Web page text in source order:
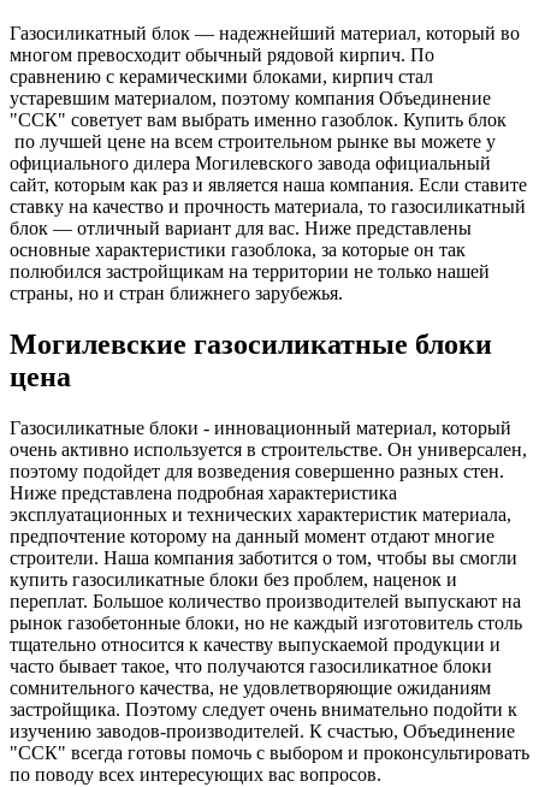
Газосиликатный блок — надежнейший материал, который во
многом превосходит обычный рядовой кирпич. По
сравнению с керамическими блоками, кирпич стал
устаревшим материалом, поэтому компания Объединение
"ССК" советует вам выбрать именно газоблок. Купить блок
по лучшей цене на всем строительном рынке вы можете у
официального дилера Могилевского завода официальный
сайт, которым как раз и является наша компания. Если ставите
ставку на качество и прочность материала, то газосиликатный
блок — отличный вариант для вас. Ниже представлены
основные характеристики газоблока, за которые он так
полюбился застройщикам на территории не только нашей
страны, но и стран ближнего зарубежья.
Могилевские газосиликатные блоки
цена
Газосиликатные блоки - инновационный материал, который
очень активно используется в строительстве. Он универсален,
поэтому подойдет для возведения совершенно разных стен.
Ниже представлена подробная характеристика
эксплуатационных и технических характеристик материала,
предпочтение которому на данный момент отдают многие
строители. Наша компания заботится о том, чтобы вы смогли
купить газосиликатные блоки без проблем, наценок и
переплат. Большое количество производителей выпускают на
рынок газобетонные блоки, но не каждый изготовитель столь
тщательно относится к качеству выпускаемой продукции и
часто бывает такое, что получаются газосиликатное блоки
сомнительного качества, не удовлетворяющие ожиданиям
застройщика. Поэтому следует очень внимательно подойти к
изучению заводов-производителей. К счастью, Объединение
"ССК" всегда готовы помочь с выбором и проконсультировать
по поводу всех интересующих вас вопросов.